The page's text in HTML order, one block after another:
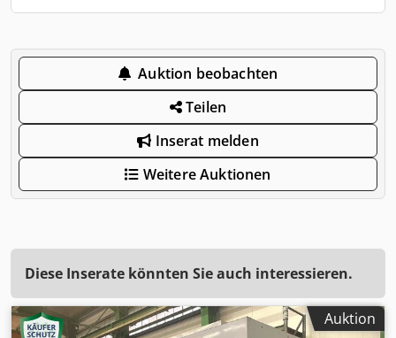
Auktion beobachten
Teilen
Inserat melden
Weitere Auktionen
Diese Inserate könnten Sie auch interessieren.
Auktion